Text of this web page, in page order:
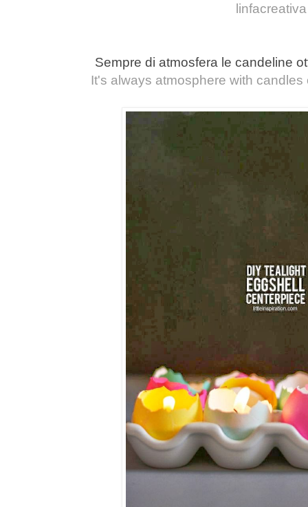
linfacreativa
Sempre di atmosfera le candeline
It's always atmosphere with